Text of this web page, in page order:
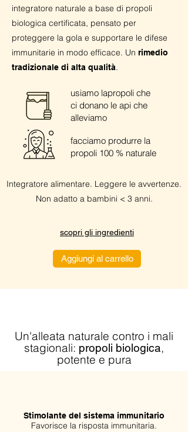
Integratore alimentare. Leggere le avvertenze.
Non adatto a bambini < 3 anni.
usiamo lapropoli che
ci donano le api che
alleviamo
facciamo produrre la
propoli 100 % naturale
integratore naturale a base di propoli
biologica certificata, pensato per
proteggere la gola e supportare le difese
immunitarie in modo efficace. Un rimedio
tradizionale di alta qualità.
scopri gli ingredienti
Aggiungi al carrello
Un'alleata naturale contro i mali
stagionali: propoli biologica,
potente e pura
Stimolante del sistema immunitario
Favorisce la risposta immunitaria.